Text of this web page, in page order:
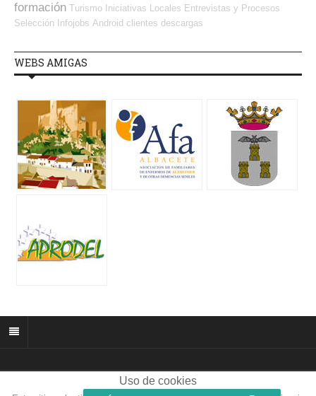
formación Turismo Iniciativas Locales Entrevistas y Procesos
Selección
Infojobs Android clientes descargas
WEBS AMIGAS
© 2026 muñozparreño.es | Creative commons.
Uso de cookies